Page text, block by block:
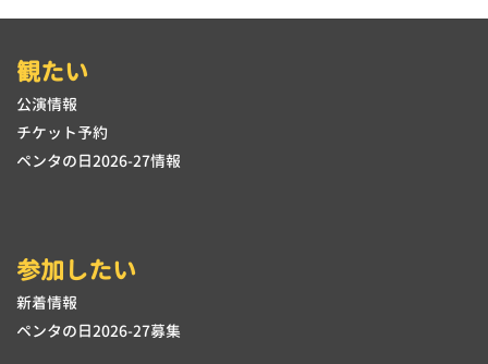
観たい
公演情報
チケット予約
ペンタの日2026-27情報
参加したい
新着情報
ペンタの日2026-27募集